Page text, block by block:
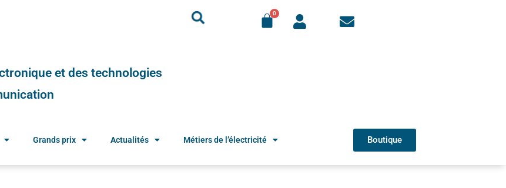
et des technologies
Grands prix Actualités Métiers de l’électricité Boutique